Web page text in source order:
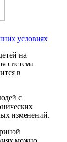
условиях
на
система
в
с
изменений.
можно,